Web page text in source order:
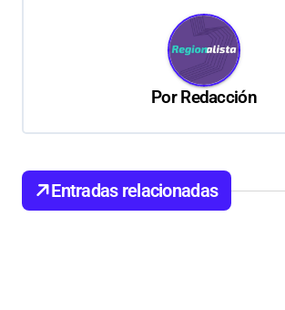
ó
PorRedacción
Entradas relacionadas